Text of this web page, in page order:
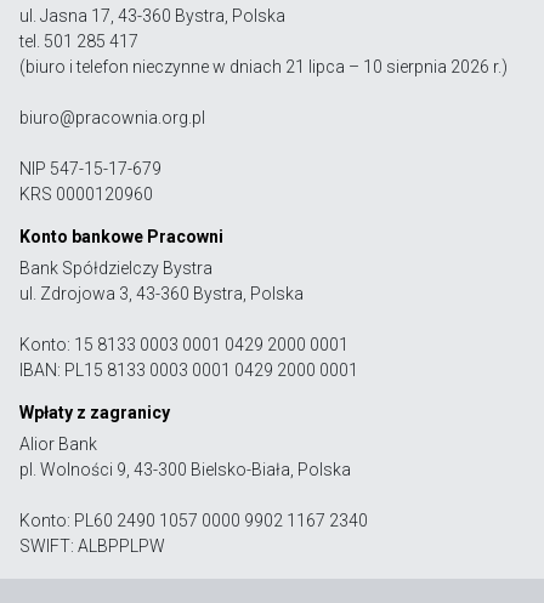
ul. Jasna 17, 43-360 Bystra, Polska
tel. 501 285 417
(biuro i telefon nieczynne w dniach 21 lipca – 10 sierpnia 2026 r.)
biuro@pracownia.org.pl
NIP 547-15-17-679
KRS 0000120960
Konto bankowe Pracowni
Bank Spółdzielczy Bystra
ul. Zdrojowa 3, 43-360 Bystra, Polska
Konto: 15 8133 0003 0001 0429 2000 0001
IBAN: PL15 8133 0003 0001 0429 2000 0001
Wpłaty z zagranicy
Alior Bank
pl. Wolności 9, 43-300 Bielsko-Biała, Polska
Konto: PL60 2490 1057 0000 9902 1167 2340
SWIFT: ALBPPLPW